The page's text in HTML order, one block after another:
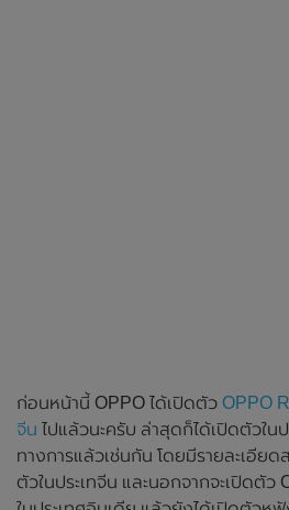
ก่อนหน้านี้ OPPO ได้เปิดตัว OPPO
จีน ไปแล้วนะครับ ล่าสุดก็ได้เปิดตัวใน
ทางการแล้วเช่นกัน โดยมีรายละเอีย
ตัวในประเทจีน และนอกจากจะเปิดตัว